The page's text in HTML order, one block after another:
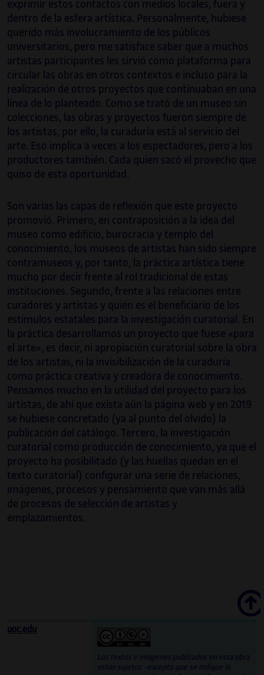
exprimir estos contactos con medios locales, fuera y
dentro de la esfera artística. Personalmente, hubiese
querido más involucramiento de los públicos
universitarios, pero me satisface saber que a muchos
artistas participantes les sirvió como plataforma para
circular las obras en otros contextos e incluso para la
realización de otros proyectos que continuaban en una
línea de lo planteado. Como se trató de un museo sin
colecciones, las obras y proyectos fueron siempre de
los artistas, por ello, la curaduría está al servicio del
arte. Eso implica a veces a los espectadores, pero a los
productores también. Cada quien sacó el provecho que
quiso de esta oportunidad.
Son varias las capas de reflexión que este proyecto
promovió. Primero, en contraposición a la idea del
museo como edificio, burocracia y templo del
conocimiento, los museos de artistas han sido siempre
contramuseos y, por tanto, la práctica artística tiene
mucho por decir frente al rol tradicional de estas
instituciones. Segundo, frente a las relaciones entre
curadores y artistas y quién es el beneficiario de los
estímulos estatales para la investigación curatorial. En
la práctica desarrollamos un proyecto que fuese «para
el arte», es decir, ni apropiación curatorial sobre la obra
de los artistas, ni la invisibilización de la curaduría
como práctica creativa y creadora de conocimiento.
Pensamos mucho en la utilidad del proyecto para los
artistas, de ahí que exista aún la página web y en 2019
se hubiese concretado (ya al punto del olvido) la
publicación del catálogo. Tercero, la investigación
curatorial como producción de conocimiento, ya que el
proyecto ha posibilitado (y las huellas quedan en el
texto curatorial) configurar una serie de relaciones,
imágenes, procesos y pensamiento que van más allá
de procesos de selección de artistas y
emplazamientos.
Scroll
uoc.edu
Los textos e imágenes publicados en esta obra
están sujetos –excepto que se indique lo